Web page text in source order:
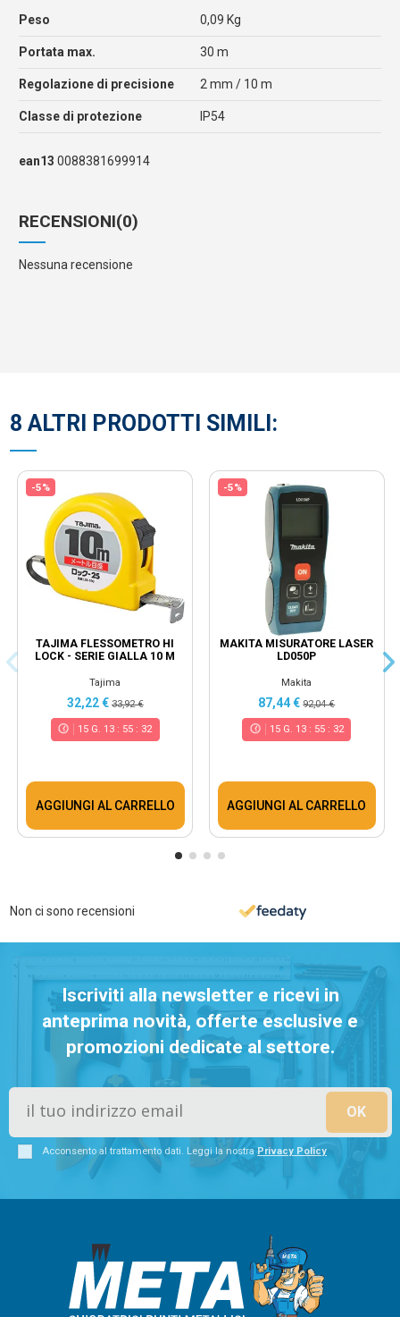
Peso 0,09 Kg
Portata max. 30 m
Regolazione di precisione 2 mm / 10 m
Classe di protezione IP54
ean13 0088381699914
RECENSIONI(0)
Nessuna recensione
8 ALTRI PRODOTTI SIMILI:
-5%
TAJIMA FLESSOMETRO HI
LOCK - SERIE GIALLA 10 M
Tajima
32,22 € 33,92 €
15 G. 13 : 55 : 31
AGGIUNGI AL CARRELLO
-5%
MAKITA MISURATORE LASER
LD050P
Makita
87,44 €92,04 €
15G. 13: 55: 31
AGGIUNGI AL CARRELLO
Non ci sono recensioni
Iscriviti alla newsletter e ricevi in
anteprima novità, offerte esclusive e
promozioni dedicate al settore.
Acconsento al trattamento dati. Leggi la nostraPrivacy Policy